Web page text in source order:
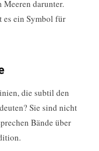
Meeren darunter.
es ein Symbol für
die subtil den
Sie sind nicht
Bände über